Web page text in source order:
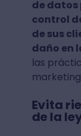
de datos
control
de sus
daño en
las
Evita
de la